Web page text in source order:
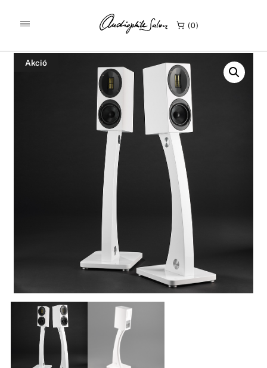
0
KEZDŐLAP TERMÉKEK
/
SCANSONIC HD M10 ÁLLVÁNYOS HANGFAL
Akció